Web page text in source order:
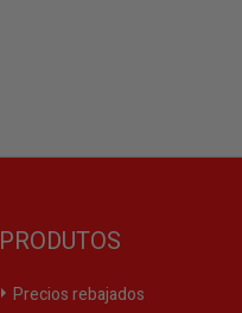
PRODUTOS
Precios rebajados